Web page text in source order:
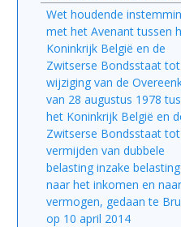
Wet houdende
met het Avenant tussen
Koninkrijk België en de
Zwitserse Bondsstaat tot
wijziging van de
van 28 augustus 1978
het Koninkrijk België en
Zwitserse Bondsstaat
vermijden van dubbele
belasting inzake
naar het inkomen en
vermogen, gedaan te
op 10 april 2014